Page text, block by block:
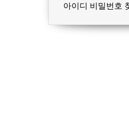
아이디 비밀번호